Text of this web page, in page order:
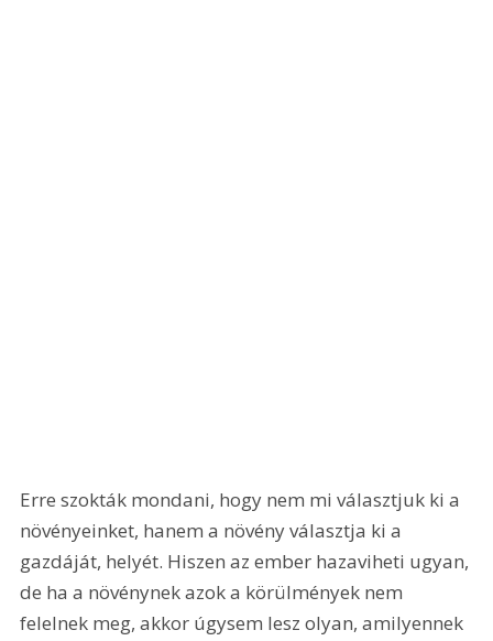
Erre szokták mondani, hogy nem mi választjuk ki a
növényeinket, hanem a növény választja ki a
gazdáját, helyét. Hiszen az ember hazaviheti ugyan,
de ha a növénynek azok a körülmények nem
felelnek meg, akkor úgysem lesz olyan, amilyennek